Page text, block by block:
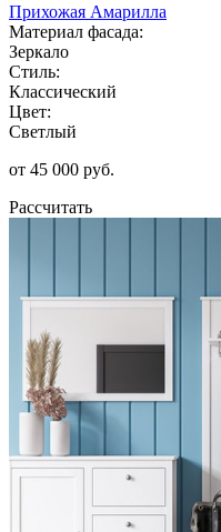
Прихожая Амарилла
Материал фасада:
Зеркало
Стиль:
Классический
Цвет:
Светлый
от 45 000 руб.
Рассчитать